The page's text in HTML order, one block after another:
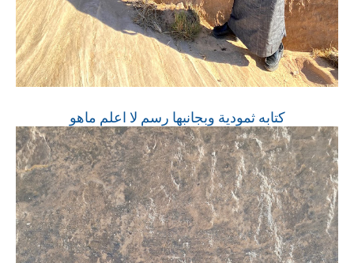
كتابه ثمودية وبجانبها رسم لا اعلم ماهو